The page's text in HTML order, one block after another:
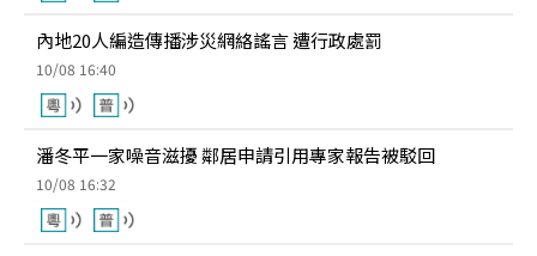
內地20人編造傳播涉災網絡謠言 遭行政處罰
10/08 16:40
潘冬平一家噪音滋擾 鄰居申請引用專家報告被駁回
10/08 16:32